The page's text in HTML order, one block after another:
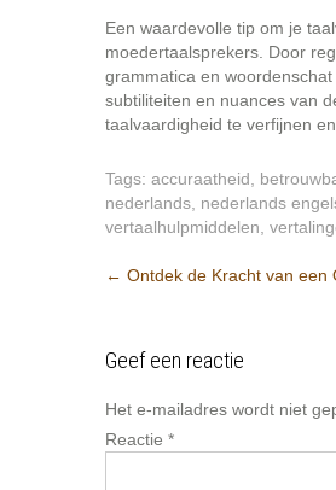
Een waardevolle tip om je
moedertaalsprekers. Door
grammatica en
subtiliteiten en nuances van
taalvaardigheid te verfijnen
Tags: accuraatheid
nederlands nederlands
vertaalhulpmiddelen
Berichtnavigatie
← Ontdek de Kracht van een
Geef een reactie
Het e-mailadres wordt niet
Reactie *